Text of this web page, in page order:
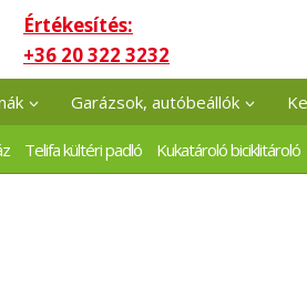
Értékesítés:
+36 20 322 3232
Garázsok, autóbeállók
Telifa kültéri padló Kukatároló biciklitároló